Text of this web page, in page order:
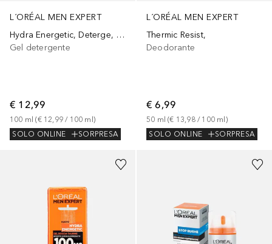
L´ORÉAL MEN EXPERT
Hydra Energetic, Deterge, energizza, risveglia immediatamente la pelle, arricchito con Guaranà e Vitamina C, 100
Gel detergente
€ 12,99
100 ml (€ 12,99 / 100 ml )
SOLO ONLINE
SORPRESA
L´ORÉAL MEN EXPERT
Thermic Resist,
Deodorante
€ 6,99
50 ml (€ 13,98 / 100 ml )
SOLO ONLINE
SORPRESA